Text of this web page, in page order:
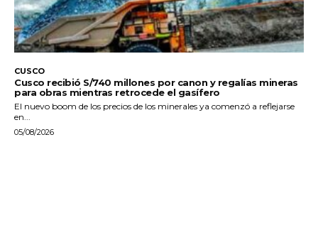
CUSCO
Cusco recibió S/740 millones por canon y regalías mineras
para obras mientras retrocede el gasífero
El nuevo boom de los precios de los minerales ya comenzó a reflejarse
en...
05/08/2026